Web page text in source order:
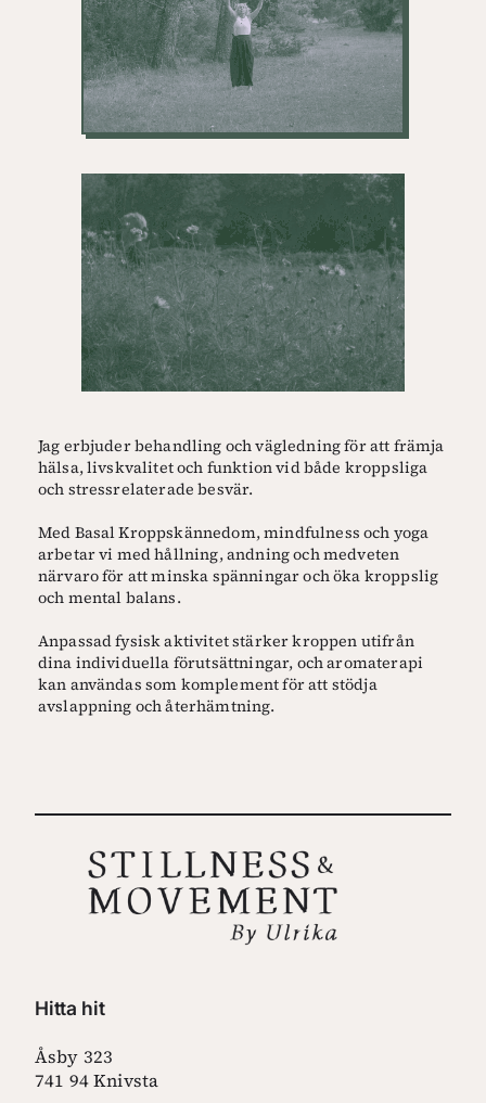
Jag erbjuder behandling och vägledning för att främja
hälsa, livskvalitet och funktion vid både kroppsliga
och stressrelaterade besvär.
Med Basal Kroppskännedom, mindfulness och yoga
arbetar vi med hållning, andning och medveten
närvaro för att minska spänningar och öka kroppslig
och mental balans.
Anpassad fysisk aktivitet stärker kroppen utifrån
dina individuella förutsättningar, och aromaterapi
kan användas som komplement för att stödja
avslappning och återhämtning.
Hitta hit
Åsby 323
741 94 Knivsta